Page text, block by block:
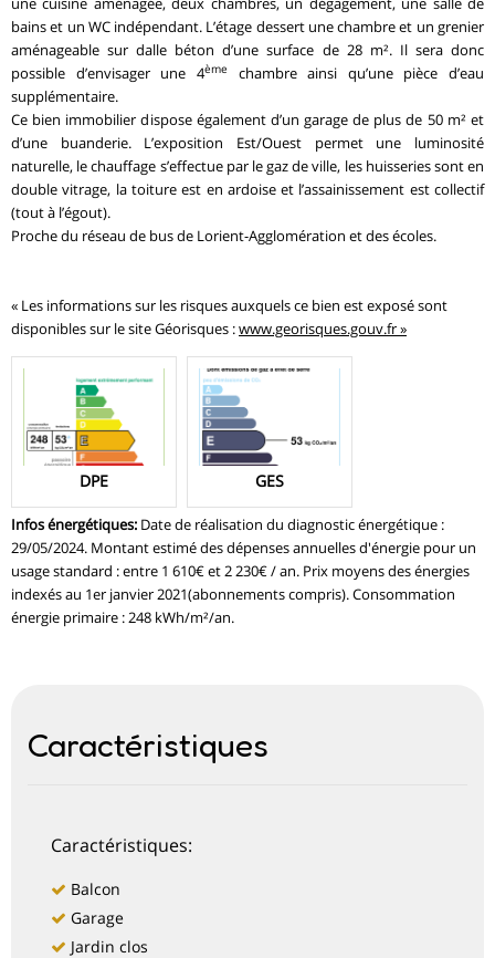
bains et un WC indépendant. L’étage dessert une chambre et un grenier
aménageable sur dalle béton d’une surface de 28 m². Il sera donc
possible d’envisager une 4ème
chambre ainsi qu’une pièce d’eau
supplémentaire.
Ce bien immobilier dispose également d’un garage de plus de 50 m² et
d’une buanderie. L’exposition Est/Ouest permet une luminosité
naturelle, le chauffage s’effectue par le gaz de ville, les huisseries sont en
double vitrage, la toiture est en ardoise et l’assainissement est collectif
(tout à l’égout).
Proche du réseau de bus de Lorient-Agglomération et des écoles.
« Les informations sur les risques auxquels ce bien est exposé sont
disponibles sur le site Géorisques :www.georisques.gouv.fr »
DPE GES
Infos énergétiques: Date de réalisation du diagnostic énergétique :
29/05/2024. Montant estimé des dépenses annuelles d'énergie pour un
usage standard : entre 1 610€ et 2 230€ / an. Prix moyens des énergies
indexés au 1er janvier 2021(abonnements compris). Consommation
énergie primaire : 248 kWh/m²/an.
Caractéristiques
Caractéristiques:
Balcon
Garage
Jardin clos